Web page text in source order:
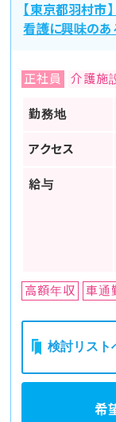
【東京都羽村市
看護に興味のあ
正社員 介護施
勤務地
アクセス
給与
高額年収 車通
検討リスト
希